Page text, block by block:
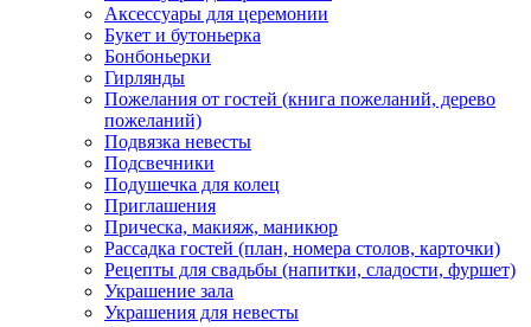
Аксессуары для церемонии
Букет и бутоньерка
Бонбоньерки
Гирлянды
Пожелания от гостей (книга пожеланий, дерево
пожеланий)
Подвязка невесты
Подсвечники
Подушечка для колец
Приглашения
Прическа, макияж, маникюр
Рассадка гостей (план, номера столов, карточки)
Рецепты для свадьбы (напитки, сладости, фуршет)
Украшение зала
Украшения для невесты